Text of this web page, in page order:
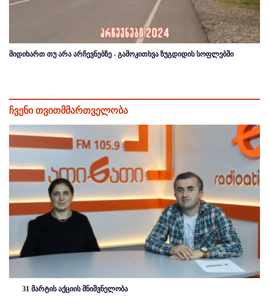
მიდიხართ თუ არა არჩევნებზე - გამოკითხვა ზუგდიდის სოფლებში
ჩვენი თვითმმართველობა
31 მარტის აქციის მნიშვნელობა